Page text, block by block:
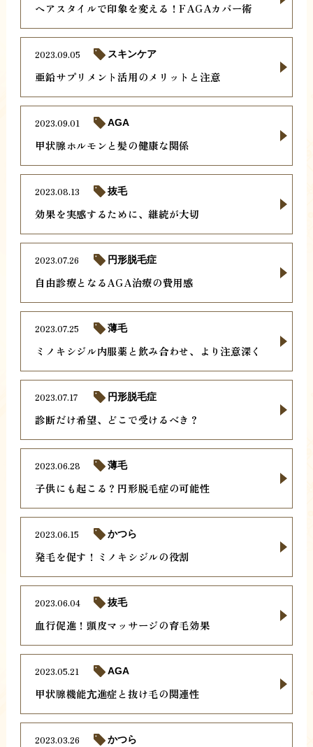
ヘアスタイルで印象を変える！FAGAカバー術
亜鉛サプリメント活用のメリットと注意
2023.09.05 スキンケア
甲状腺ホルモンと髪の健康な関係
2023.09.01 AGA
効果を実感するために、継続が大切
2023.08.13 抜毛
自由診療となるAGA治療の費用感
2023.07.26 円形脱毛症
ミノキシジル内服薬と飲み合わせ、より注意深く
2023.07.25 薄毛
診断だけ希望、どこで受けるべき？
2023.07.17 円形脱毛症
子供にも起こる？円形脱毛症の可能性
2023.06.28 薄毛
発毛を促す！ミノキシジルの役割
2023.06.15 かつら
血行促進！頭皮マッサージの育毛効果
2023.06.04 抜毛
甲状腺機能亢進症と抜け毛の関連性
2023.05.21 AGA
2023.03.26 かつら